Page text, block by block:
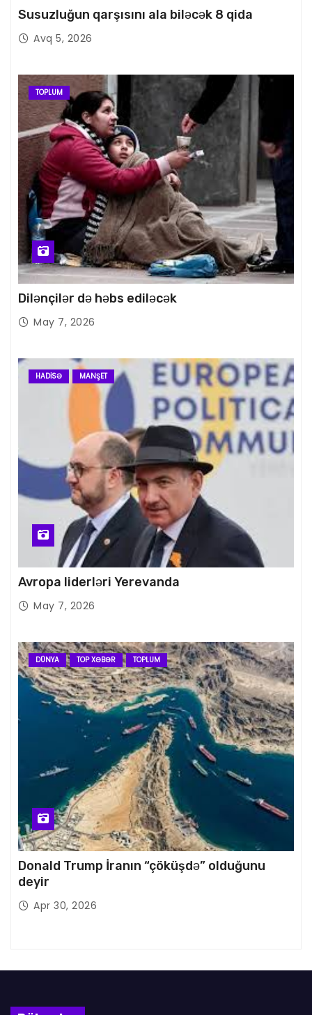
Susuzluğun qarşısını ala biləcək 8 qida
Avq 5, 2026
TOPLUM
Dilənçilər də həbs ediləcək
May 7, 2026
HADISƏ MANŞET
Avropa liderləri Yerevanda
May 7, 2026
DÜNYA TOP XƏBƏR TOPLUM
Donald Trump İranın “çöküşdə” olduğunu
deyir
Apr 30, 2026